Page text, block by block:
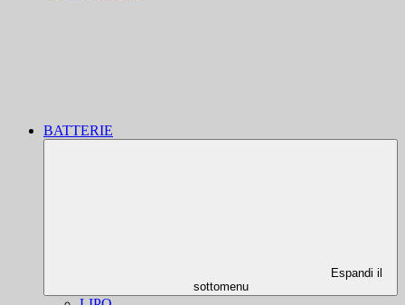
BATTERIE
Espandi il
sottomenu